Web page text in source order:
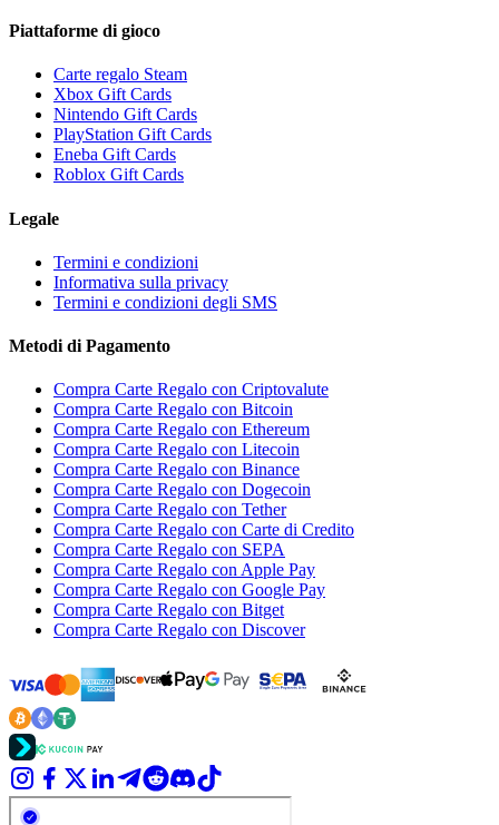
Piattaforme di gioco
Carte regalo Steam
Xbox Gift Cards
Nintendo Gift Cards
PlayStation Gift Cards
Eneba Gift Cards
Roblox Gift Cards
Legale
Termini e condizioni
Informativa sulla privacy
Termini e condizioni degli SMS
Metodi di Pagamento
Compra Carte Regalo con Criptovalute
Compra Carte Regalo con Bitcoin
Compra Carte Regalo con Ethereum
Compra Carte Regalo con Litecoin
Compra Carte Regalo con Binance
Compra Carte Regalo con Dogecoin
Compra Carte Regalo con Tether
Compra Carte Regalo con Carte di Credito
Compra Carte Regalo con SEPA
Compra Carte Regalo con Apple Pay
Compra Carte Regalo con Google Pay
Compra Carte Regalo con Bitget
Compra Carte Regalo con Discover